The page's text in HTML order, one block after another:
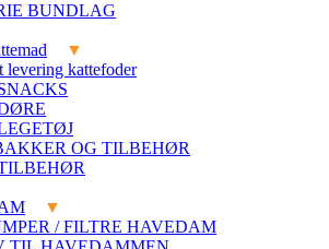
BUNDLAG
levering kattefoder
OG TILBEHØR
/ FILTRE HAVEDAM